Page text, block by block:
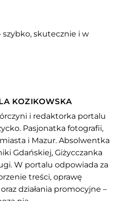
szybko, skutecznie i w
KOZIKOWSKA
i redaktorka portalu
Pasjonatka fotografii,
i Mazur. Absolwentka
Gdańskiej, Giżycczanka
W portalu odpowiada za
treści, oprawę
działania promocyjne –